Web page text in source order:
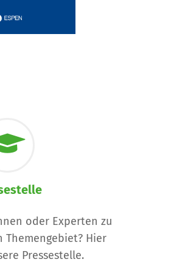
oder Experten zu
Themengebiet? Hier
Pressestelle.